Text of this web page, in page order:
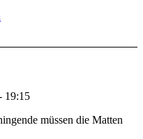
19:15
müssen die Matten